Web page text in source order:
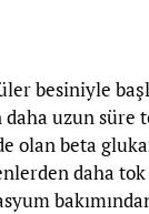
besiniyle
uzun süre
olan beta
daha